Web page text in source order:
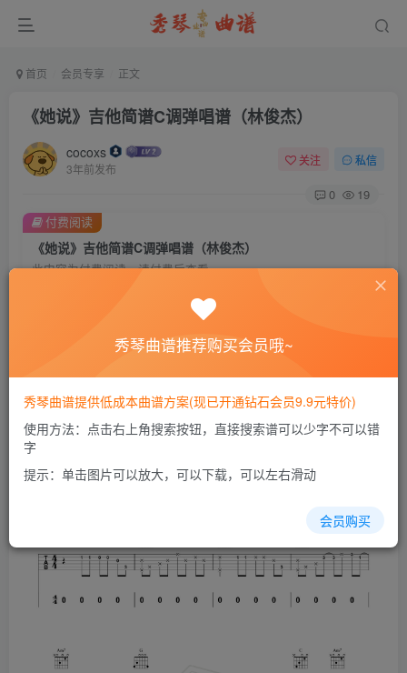
首页 会员专享 正文
《她说》吉他简谱C调弹唱谱（林俊杰）
cocoxs
3年前发布
关注 私信
0 19
《她说》吉他简谱C调弹唱谱（林俊杰）
此内容为付费阅读，请付费后查看
会员专属资源
黄金会员免费 钻石会员
开通会员
付费阅读
秀琴曲谱推荐购买会员哦~
秀琴曲谱提供低成本曲谱方案(现已开通钻石会员9.9元特价)
使用方法：点击右上角搜索按钮，直接搜索谱可以少字不可以错
字
提示：单击图片可以放大，可以下载，可以左右滑动
会员购买